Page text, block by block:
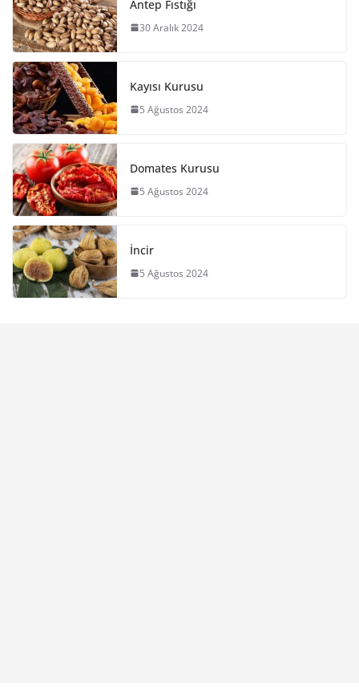
Antep Fıstığı
30 Aralık 2024
Kayısı Kurusu
5 Ağustos 2024
Domates Kurusu
5 Ağustos 2024
İncir
5 Ağustos 2024